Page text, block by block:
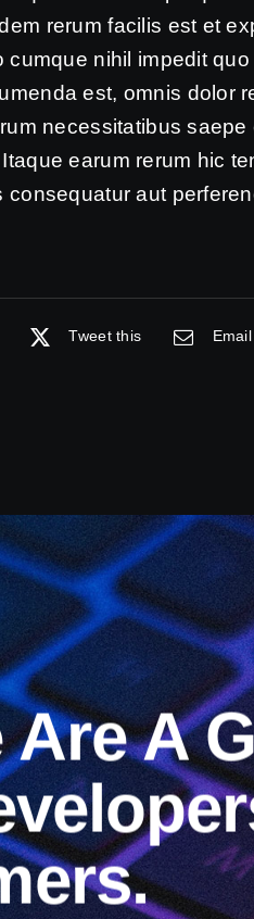
rerum facilis est et
cumque nihil impedit
est, omnis dolor
necessitatibus
earum rerum hic
consequatur aut
Tweet this
Are A